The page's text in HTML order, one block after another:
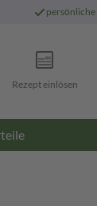
persönliche
Rezept einlösen